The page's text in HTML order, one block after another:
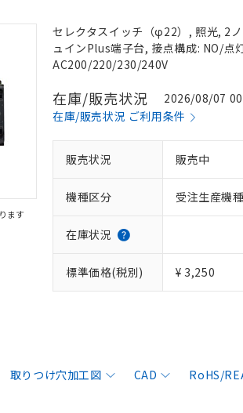
ます
セレクタスイッチ（φ22）, 照光, 2
ュインPlus端子台, 接点構成: NO/点
AC200/220/230/240V
在庫/販売状況
2026/08/07
在庫/販売状況 ご利用条件
販売状況 販売中
機種区分 受注生産機種
在庫状況
標準価格(税別) ¥ 3,250
取りつけ穴加工図 CAD RoHS/